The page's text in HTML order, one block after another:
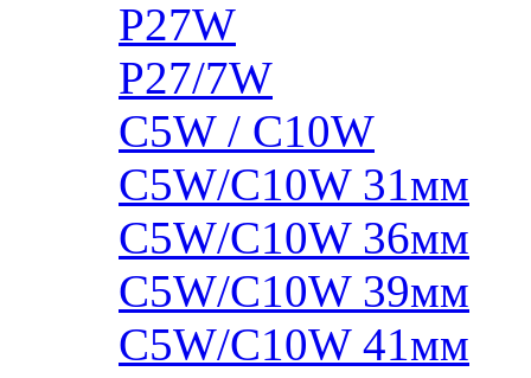
P27W
P27/7W
C5W / C10W
C5W/C10W 31мм
C5W/C10W 36мм
C5W/C10W 39мм
C5W/C10W 41мм